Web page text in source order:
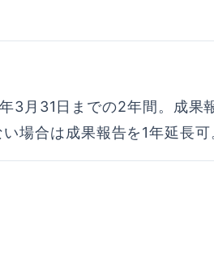
3月31日までの2年間。成果
場合は成果報告を1年延長可